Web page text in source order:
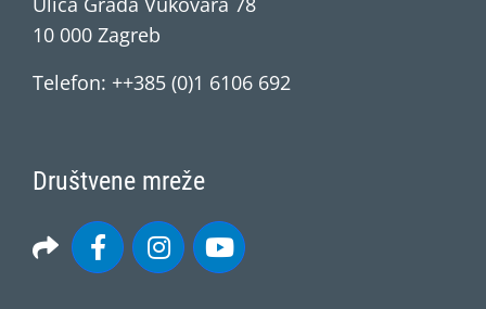
10 000 Zagreb
Telefon: ++385 (0)1 6106 692
Društvene mreže